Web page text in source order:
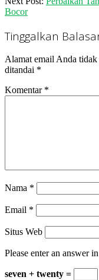
Bocor
Tinggalkan
Alamat email Anda
ditandai *
Komentar *
Nama *
Email *
Situs Web
Please enter an answer
seven + twenty =